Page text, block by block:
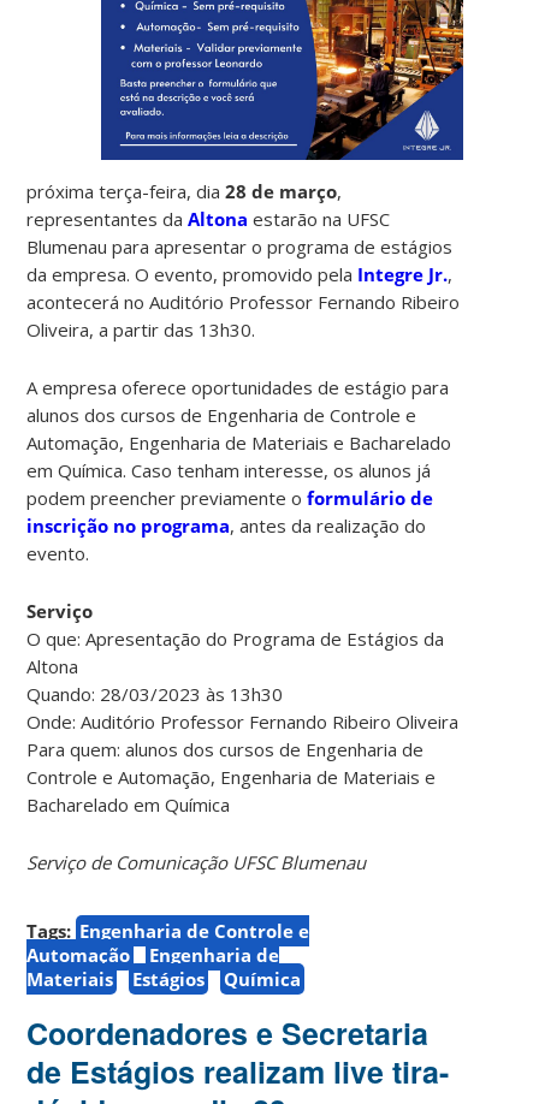
próxima terça-feira, dia28 de março,
representantes daAltonaestarão na UFSC
Blumenau para apresentar o programa de estágios
da empresa. O evento, promovido pela Integre Jr.,
acontecerá no Auditório Professor Fernando Ribeiro
Oliveira, a partir das 13h30.
A empresa oferece oportunidades de estágio para
alunos dos cursos de Engenharia de Controle e
Automação, Engenharia de Materiais e Bacharelado
em Química. Caso tenham interesse, os alunos já
podem preencher previamente oformulário de
inscrição no programa, antes da realização do
evento.
Serviço
O que: Apresentação do Programa de Estágios da
Altona
Quando: 28/03/2023 às 13h30
Onde: Auditório Professor Fernando Ribeiro Oliveira
Para quem: alunos dos cursos de Engenharia de
Controle e Automação, Engenharia de Materiais e
Bacharelado em Química
Serviço de Comunicação UFSC Blumenau
Tags: Engenharia de Controle e
Automação
Engenharia de
Materiais
Estágios Química
Coordenadores e Secretaria
de Estágios realizam live tira-